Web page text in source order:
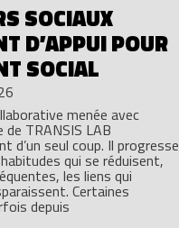
SOCIAUX
D’APPUI POUR
SOCIAL
menée avec
TRANSIS LAB
d’un seul coup. Il progresse
qui se réduisent,
les liens qui
Certaines
depuis